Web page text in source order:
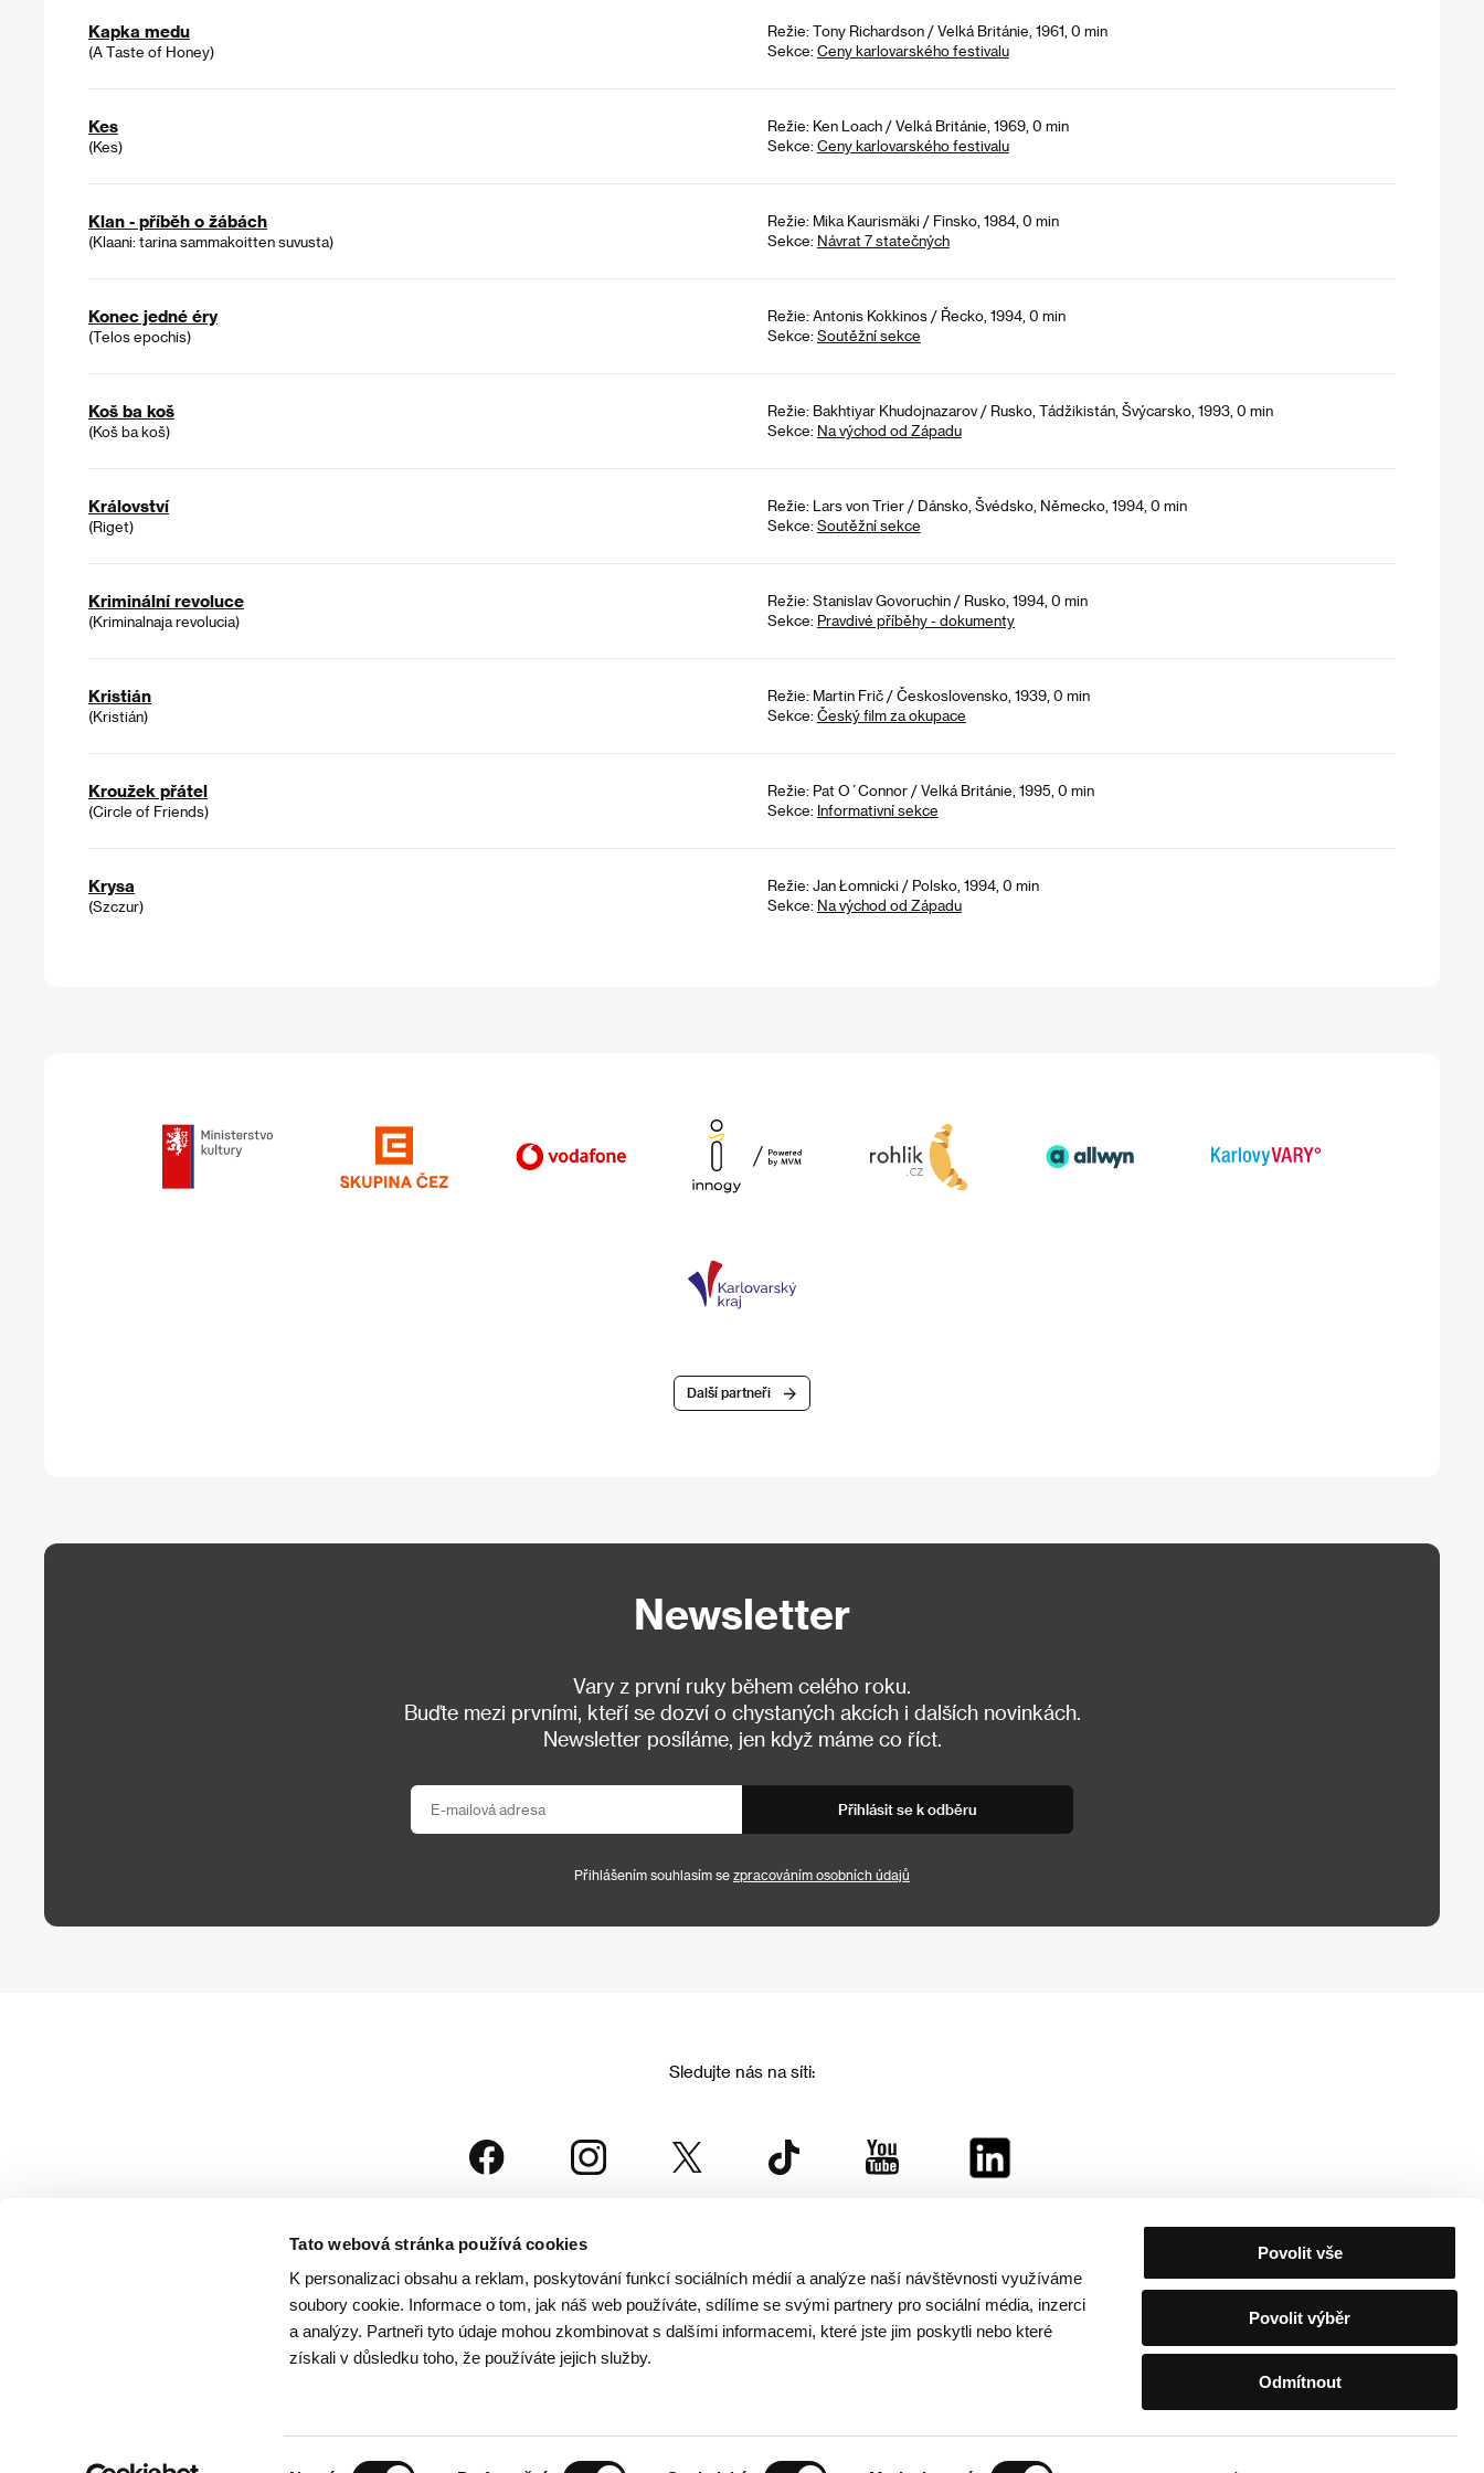
Tato webová stránka používá cookies
K personalizaci obsahu a reklam, poskytování funkcí sociálních médií a analýze naší návštěvnosti využíváme
soubory cookie. Informace o tom, jak náš web používáte, sdílíme se svými partnery pro sociální média, inzerci
a analýzy. Partneři tyto údaje mohou zkombinovat s dalšími informacemi, které jste jim poskytli nebo které
získali v důsledku toho, že používáte jejich služby.
Povolit vše
Povolit výběr
Odmítnout
Kapka medu
(A Taste of Honey)
Režie: Tony Richardson / Velká Británie, 1961, 0 min
Sekce: Ceny karlovarského festivalu
Kes
(Kes)
Režie: Ken Loach / Velká Británie, 1969, 0 min
Sekce: Ceny karlovarského festivalu
Klan - příběh o žábách
(Klaani: tarina sammakoitten suvusta)
Režie: Mika Kaurismäki / Finsko, 1984, 0 min
Sekce: Návrat 7 statečných
Konec jedné éry
(Telos epochis)
Režie: Antonis Kokkinos / Řecko, 1994, 0 min
Sekce: Soutěžní sekce
Koš ba koš
(Koš ba koš)
Režie: Bakhtiyar Khudojnazarov / Rusko, Tádžikistán, Švýcarsko, 1993, 0 min
Sekce: Na východ od Západu
Království
(Riget)
Režie: Lars von Trier / Dánsko, Švédsko, Německo, 1994, 0 min
Sekce: Soutěžní sekce
Kriminální revoluce
(Kriminalnaja revolucia)
Režie: Stanislav Govoruchin / Rusko, 1994, 0 min
Sekce: Pravdivé příběhy - dokumenty
Kristián
(Kristián)
Režie: Martin Frič / Československo, 1939, 0 min
Sekce: Český film za okupace
Kroužek přátel
(Circle of Friends)
Režie: Pat O´Connor / Velká Británie, 1995, 0 min
Sekce: Informativní sekce
Krysa
(Szczur)
Režie: Jan Łomnicki / Polsko, 1994, 0 min
Sekce: Na východ od Západu
Další partneři
Newsletter
Vary z první ruky během celého roku.
Buďte mezi prvními, kteří se dozví o chystaných akcích i dalších novinkách.
Newsletter posíláme, jen když máme co říct.
Přihlásit se k odběru
Přihlášením souhlasím se zpracováním osobních údajů
Sledujte nás na síti:
je součástí rodiny KVIFF Group, která zastřešuje i další projekty: